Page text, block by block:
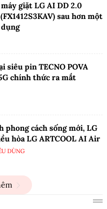
giặt LG AI DD 2.0
sau hơn một
siêu pin TECNO POVA
chính thức ra mắt
phong cách sống mới, LG
hòa LG ARTCOOL AI Air
DÙNG